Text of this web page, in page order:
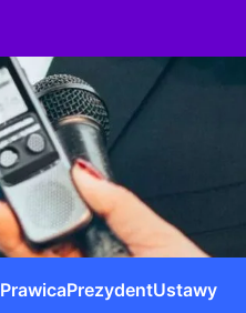
PrawicaPrezydentUstawy